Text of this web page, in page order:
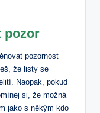
pozor
pozornost
že listy se
Naopak, pokud
si, že možná
jako s někým kdo